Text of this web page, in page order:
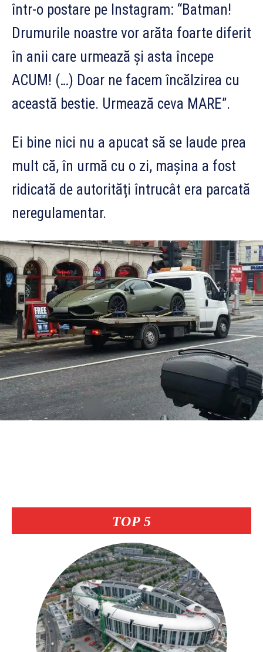
TOP 5
într-o postare pe Instagram: “Batman!
Drumurile noastre vor arăta foarte diferit
în anii care urmează și asta începe
ACUM! (…) Doar ne facem încălzirea cu
această bestie. Urmează ceva MARE”.
Ei bine nici nu a apucat să se laude prea
mult că, în urmă cu o zi, mașina a fost
ridicată de autorități întrucât era parcată
neregulamentar.